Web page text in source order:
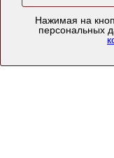
Нажимая на
персональных
Этот веб-сайт использует